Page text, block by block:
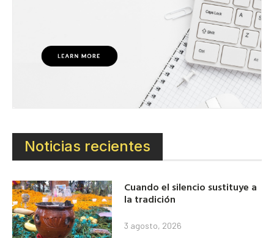
Noticias recientes
Cuando el silencio sustituye a
la tradición
3 agosto, 2026